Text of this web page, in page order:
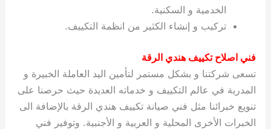
الخدمية و السكنية.
تركيب و إنشاء الكثير من انظمة التكييف.
فني اصلاح تكييف هندي الرقة
تسعى شركتنا و بشكل مستمر لتأمين اليد العاملة الخبيرة و
المدربة في عالم التكييف و خدماته العديدة حيث حرصنا على
تنويع خبرائنا مثل فني صيانة تكييف هندي الرقة بالإضافة الى
الخبرات الأخرى المحلية و العربية و الأجنبية. وتوفير فني